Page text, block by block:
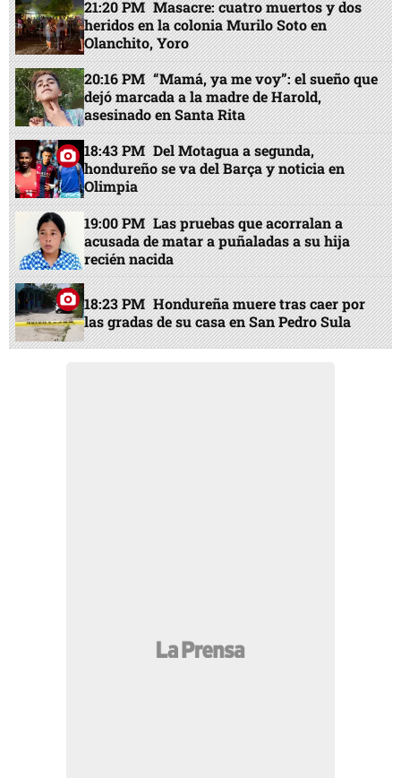
21:20 PM Masacre: cuatro muertos y dos
heridos en la colonia Murilo Soto en
Olanchito, Yoro
20:16 PM “Mamá, ya me voy”: el sueño que
dejó marcada a la madre de Harold,
asesinado en Santa Rita
18:43 PM Del Motagua a segunda,
hondureño se va del Barça y noticia en
Olimpia
19:00 PM Las pruebas que acorralan a
acusada de matar a puñaladas a su hija
recién nacida
18:23 PM Hondureña muere tras caer por
las gradas de su casa en San Pedro Sula